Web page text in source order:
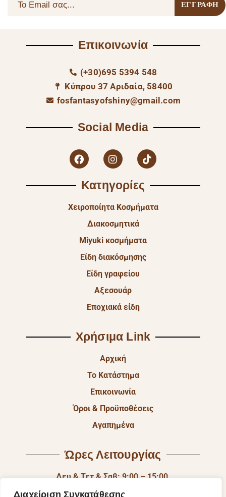
Διαχείριση Συγκατάθεσης
Επικοινωνία
(+30)695 5394 548
Κύπρου 37 Αριδαία, 58400
fosfantasyofshiny@gmail.com
Social Media
Κατηγορίες
Χειροποίητα Κοσμήματα
Διακοσμητικά
Miyuki κοσμήματα
Είδη διακόσμησης
Είδη γραφείου
Αξεσουάρ
Εποχιακά είδη
Χρήσιμα Link
Αρχική
Το Κατάστημα
Επικοινωνία
Όροι & Προϋποθέσεις
Αγαπημένα
Ώρες Λειτουργίας
Δευ & Τετ & Σαβ: 9:00 – 15:00
Τρι & Παρ: 9:00 – 14:30 & 17:30-21:00